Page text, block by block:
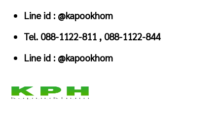
Skip
content
Line id : @kapookhom
Tel. 088-1122-811 , 088-1122-844
Line id : @kapookhom